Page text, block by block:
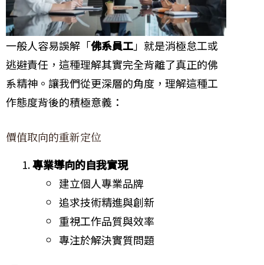
一般人容易誤解「佛系員工」就是消極怠工或
逃避責任，這種理解其實完全背離了真正的佛
系精神。讓我們從更深層的角度，理解這種工
作態度背後的積極意義：
價值取向的重新定位
專業導向的自我實現
建立個人專業品牌
追求技術精進與創新
重視工作品質與效率
專注於解決實質問題